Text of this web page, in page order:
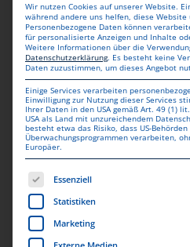
einem starken ROAS
wie Unternehmen durch
Angebote ihre
erreichen können.
KATEGORIEN: News
Ein Kommentar
Wir nutzen Cookies auf unserer Website.
während andere uns helfen, diese Website
Personenbezogene Daten können
für personalisierte Anzeigen und Inhalte
Weitere Informationen über die
Datenschutzerklärung. Es besteht keine
Daten zuzustimmen, um dieses Angebot
Einige Services verarbeiten
Einwilligung zur Nutzung dieser Services
Ihrer Daten in den USA gemäß Art. 49 (1)
USA als Land mit unzureichendem
besteht etwa das Risiko, dass US-
Überwachungsprogrammen verarbeiten,
Europäer.
Es folgt eine Liste der
Essenziell
Statistiken
Marketing